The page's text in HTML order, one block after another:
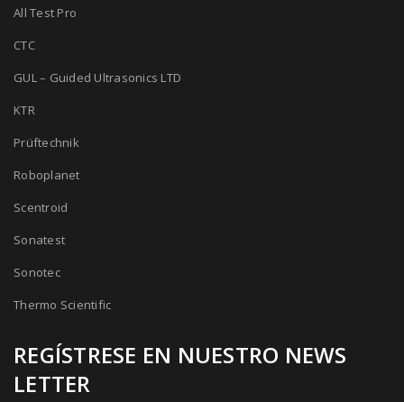
All Test Pro
CTC
GUL – Guided Ultrasonics LTD
KTR
Prüftechnik
Roboplanet
Scentroid
Sonatest
Sonotec
Thermo Scientific
REGÍSTRESE EN NUESTRO NEWS
LETTER